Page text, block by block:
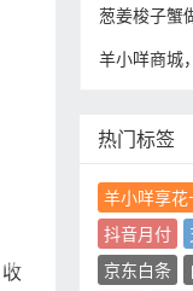
热门标签
羊小咩享花
抖音月付
京东白条